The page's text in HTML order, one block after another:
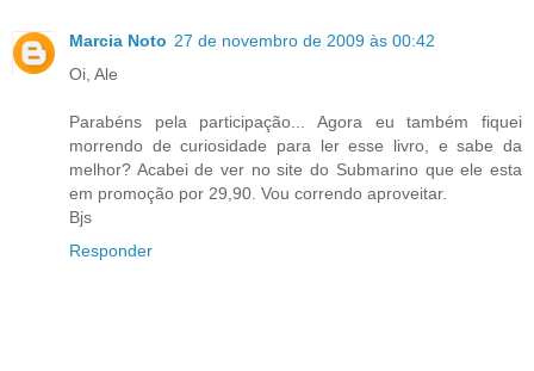
Marcia Noto 27 de novembro de 2009 às 00:42
Oi, Ale
Parabéns pela participação... Agora eu também fiquei
morrendo de curiosidade para ler esse livro, e sabe da
melhor? Acabei de ver no site do Submarino que ele esta
em promoção por 29,90. Vou correndo aproveitar.
Bjs
Responder